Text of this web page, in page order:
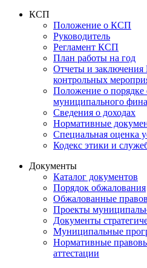
КСП
Положение о КСП
Руководитель
Регламент КСП
План работы на год
Отчеты и
контрольных
Положение о порядке
муниципального
Сведения о доходах
Нормативные
Специальная оценка
Кодекс этики и
Документы
Каталог документов
Порядок обжалования
Обжалованные
Проекты
Документы
Муниципальные
Нормативные
аттестации